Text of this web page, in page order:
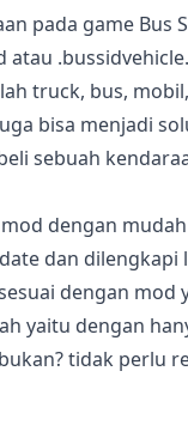
pada game Bus
atau
truck, bus,
bisa menjadi
sebuah
dengan
dan dilengkapi
dengan mod
yaitu dengan
tidak perlu